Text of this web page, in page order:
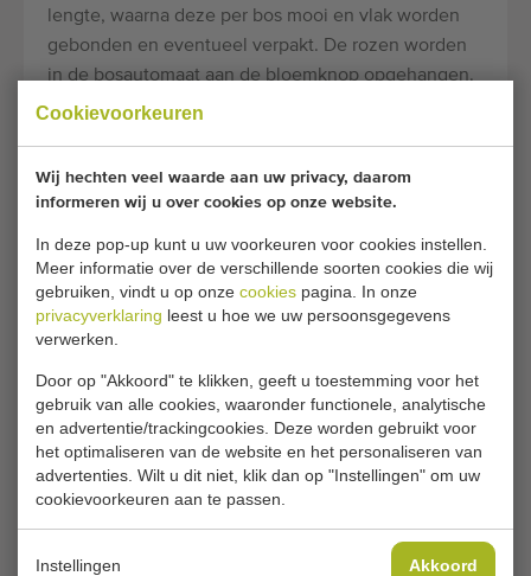
Cookievoorkeuren
Wij hechten veel waarde aan uw privacy, daarom
informeren wij u over cookies op onze website.
In deze pop-up kunt u uw voorkeuren voor cookies instellen.
Meer informatie over de verschillende soorten cookies die wij
gebruiken, vindt u op onze cookies pagina. In onze
privacyverklaring leest u hoe we uw persoonsgegevens
verwerken.
Door op "Akkoord" te klikken, geeft u toestemming voor het
gebruik van alle cookies, waaronder functionele, analytische
en advertentie/trackingcookies. Deze worden gebruikt voor
het optimaliseren van de website en het personaliseren van
advertenties. Wilt u dit niet, klik dan op "Instellingen" om uw
cookievoorkeuren aan te passen.
Instellingen Akkoord
lengte, waarna deze per bos mooi en vlak worden
gebonden en eventueel verpakt. De rozen worden
in de bosautomaat aan de bloemknop opgehangen.
Lengte van de steel wordt door de machine
opening ( bloei) van de roos. Vervolgens stuurt de
bosstation. Hier worden de rozen per 10, 15 of 20 in
een bos gebonden en op één lengte afgesneden.
Deze manier van rozen sorteren is zeer efficiënt en
arbeidsbesparend met een capaciteit tot 10.000
rozen per uur. Daarnaast zorgt een
rozenbosautomaat van Aweta of Jamafa voor
kwaliteitsverhoging door het maken van
strakke uniforme bossen.
Lengtesorteermachine voor rozen en